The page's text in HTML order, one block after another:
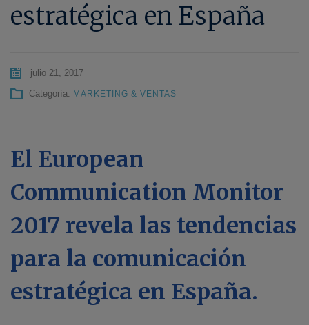
estratégica en España
julio 21, 2017
Categoría: MARKETING & VENTAS
El European
Communication Monitor
2017 revela las tendencias
para la comunicación
estratégica en España.